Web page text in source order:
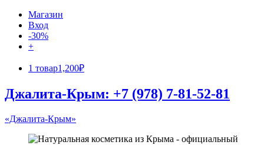
Магазин
Вход
-30%
+
1 товар1,200₽
Джалита-Крым: +7 (978) 7-81-52-81
«Джалита-Крым»